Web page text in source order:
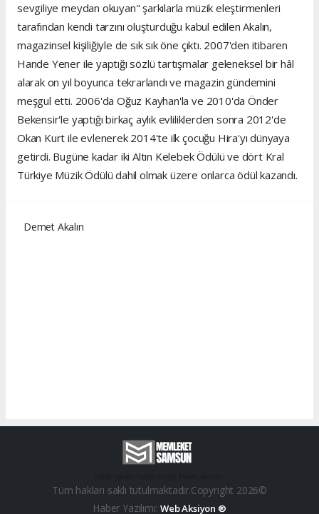
sevgiliye meydan okuyan" şarkılarla müzik eleştirmenleri
tarafından kendi tarzını oluşturduğu kabul edilen Akalın,
magazinsel kişiliğiyle de sık sık öne çıktı. 2007'den itibaren
Hande Yener ile yaptığı sözlü tartışmalar geleneksel bir hâl
alarak on yıl boyunca tekrarlandı ve magazin gündemini
meşgul etti. 2006'da Oğuz Kayhan'la ve 2010'da Önder
Bekensir'le yaptığı birkaç aylık evliliklerden sonra 2012'de
Okan Kurt ile evlenerek 2014'te ilk çocuğu Hira'yı dünyaya
getirdi. Bugüne kadar iki Altın Kelebek Ödülü ve dört Kral
Türkiye Müzik Ödülü dahil olmak üzere onlarca ödül kazandı.
Demet Akalın
Tüm hakları saklı tutulmaktadır.Copyright 2026©
Haber Yazılımı:Web Aksiyon ®